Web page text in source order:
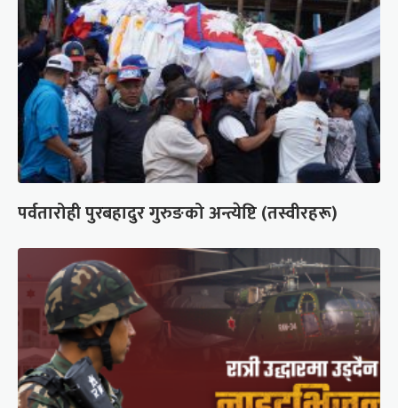
पर्वतारोही पुरबहादुर गुरुङको अन्त्येष्टि (तस्वीरहरू)